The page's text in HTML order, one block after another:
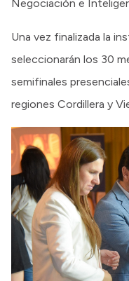
Negociación e
Una vez finalizada la
seleccionarán los 30
semifinales
regiones Cordillera y